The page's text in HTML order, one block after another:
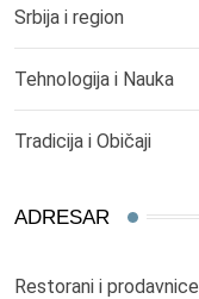
Srbija i region
Tehnologija i Nauka
Tradicija i Običaji
ADRESAR
Restorani i prodavnice